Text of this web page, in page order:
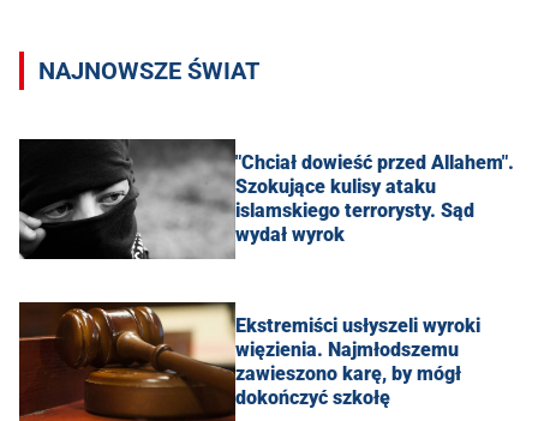
NAJNOWSZE ŚWIAT
"Chciał dowieść przed Allahem".
Szokujące kulisy ataku
islamskiego terrorysty. Sąd
wydał wyrok
Ekstremiści usłyszeli wyroki
więzienia. Najmłodszemu
zawieszono karę, by mógł
dokończyć szkołę